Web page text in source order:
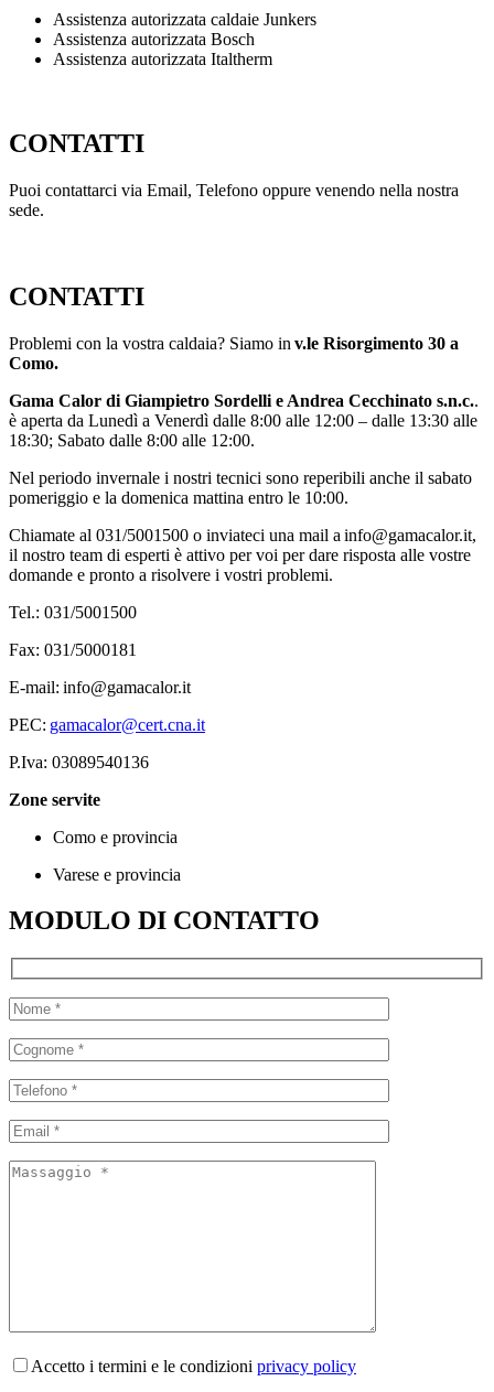
Assistenza autorizzata caldaie Junkers
Assistenza autorizzata Bosch
Assistenza autorizzata Italtherm
CONTATTI
Puoi contattarci via Email, Telefono oppure venendo nella nostra
sede.
CONTATTI
Problemi con la vostra caldaia? Siamo in v.le Risorgimento 30 a
Como.
Gama Calor di Giampietro Sordelli e Andrea Cecchinato s.n.c..
è aperta da Lunedì a Venerdì dalle 8:00 alle 12:00 – dalle 13:30 alle
18:30; Sabato dalle 8:00 alle 12:00.
Nel periodo invernale i nostri tecnici sono reperibili anche il sabato
pomeriggio e la domenica mattina entro le 10:00.
Chiamate al 031/5001500 o inviateci una mail a info@gamacalor.it,
il nostro team di esperti è attivo per voi per dare risposta alle vostre
domande e pronto a risolvere i vostri problemi.
Tel.: 031/5001500
Fax: 031/5000181
E-mail: info@gamacalor.it
PEC: gamacalor@cert.cna.it
P.Iva: 03089540136
Zone servite
Como e provincia
Varese e provincia
MODULO DI CONTATTO
Accetto i termini e le condizioni privacy policy